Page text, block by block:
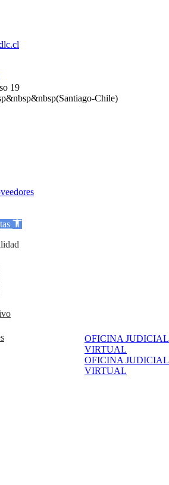
OFICINA JUDICIAL
VIRTUAL
OFICINA JUDICIAL
VIRTUAL
19
Chile)